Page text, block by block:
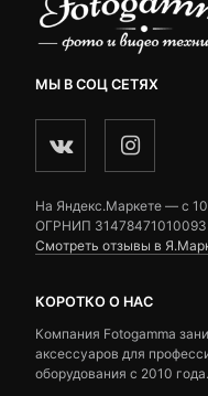
МЫ В СОЦ СЕТЯХ
На Яндекс.Маркете — c
ОГРНИП
Смотреть отзывы в
КОРОТКО О НАС
Компания Fotogamma
аксессуаров для
оборудования с 2010 года.